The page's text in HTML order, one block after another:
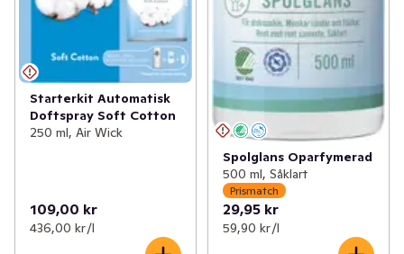
Starterkit Automatisk
Doftspray Soft Cotton
250 ml, Air Wick
109,00 kr
436,00 kr /l
Spolglans Oparfymerad
500 ml, Såklart
Prismatch
29,95 kr
59,90 kr /l